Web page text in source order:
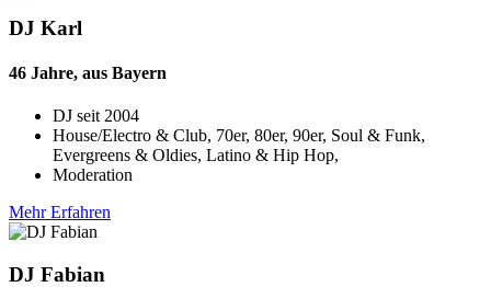
DJ Karl
46 Jahre, aus Bayern
DJ seit 2004
House/Electro & Club, 70er, 80er, 90er, Soul & Funk,
Evergreens & Oldies, Latino & Hip Hop,
Moderation
Mehr Erfahren
DJ Fabian